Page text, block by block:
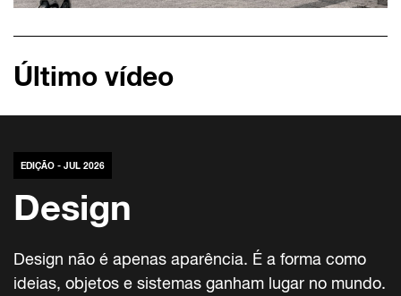
Último vídeo
EDIÇÃO - JUL 2026
Design
Design não é apenas aparência. É a forma como
ideias, objetos e sistemas ganham lugar no mundo.